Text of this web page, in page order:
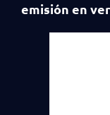
emisión en